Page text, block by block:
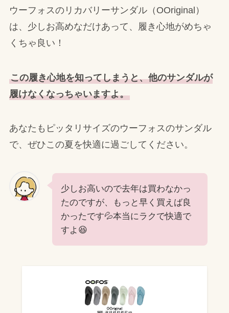
ウーフォスのリカバリーサンダル（OOriginal）
は、少しお高めなだけあって、履き心地がめちゃ
くちゃ良い！
この履き心地を知ってしまうと、他のサンダルが
履けなくなっちゃいますよ。
あなたもピッタリサイズのウーフォスのサンダル
で、ぜひこの夏を快適に過ごしてください。
少しお高いので去年は買わなかっ
たのですが、もっと早く買えば良
かったです💦本当にラクで快適で
すよ😆